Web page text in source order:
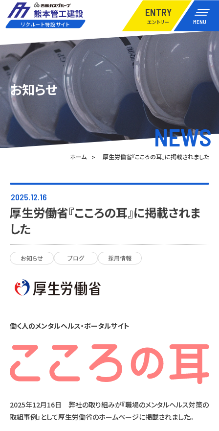
リクルート特設サイト エントリー
ENTRY
MENU
お知らせ
NEWS
ホーム 厚生労働省『こころの耳』に掲載されました
2025.12.16
厚生労働省『こころの耳』に掲載されま
した
お知らせ ブログ 採用情報
働く人のメンタルヘルス・ポータルサイト
2025年12月16日 弊社の取り組みが『職場のメンタルヘルス対策の
取組事例』として厚生労働省のホームページに掲載されました。